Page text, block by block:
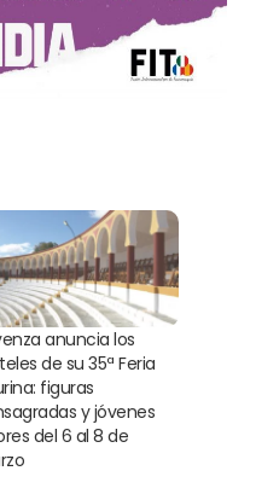
anuncia los
de su 35ª Feria
figuras
y jóvenes
del 6 al 8 de